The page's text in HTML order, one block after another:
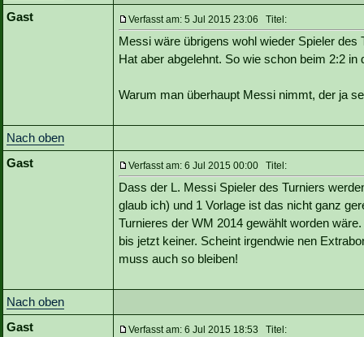
Gast
Verfasst am: 5 Jul 2015 23:06 Titel:
Messi wäre übrigens wohl wieder Spieler des
Hat aber abgelehnt. So wie schon beim 2:2
Warum man überhaupt Messi nimmt, der ja
Nach oben
Gast
Verfasst am: 6 Jul 2015 00:00 Titel:
Dass der L. Messi Spieler des Turniers
glaub ich) und 1 Vorlage ist das nicht ganz
Turnieres der WM 2014 gewählt worden
bis jetzt keiner. Scheint irgendwie nen
muss auch so bleiben!
Nach oben
Gast
Verfasst am: 6 Jul 2015 18:53 Titel: